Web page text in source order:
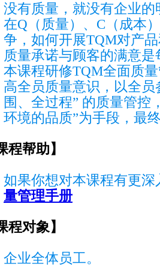
没有质量，就没有企业
在Q（质量）、C（成本
争，如何开展TQM对产
质量承诺与顾客的满意
本课程研修TQM全面质
高全员质量意识，以全
围、全过程” 的质量管控
环境的品质”为手段，最
程帮助】
如果你想对本课程有更
量管理手册
程对象】
企业全体员工。